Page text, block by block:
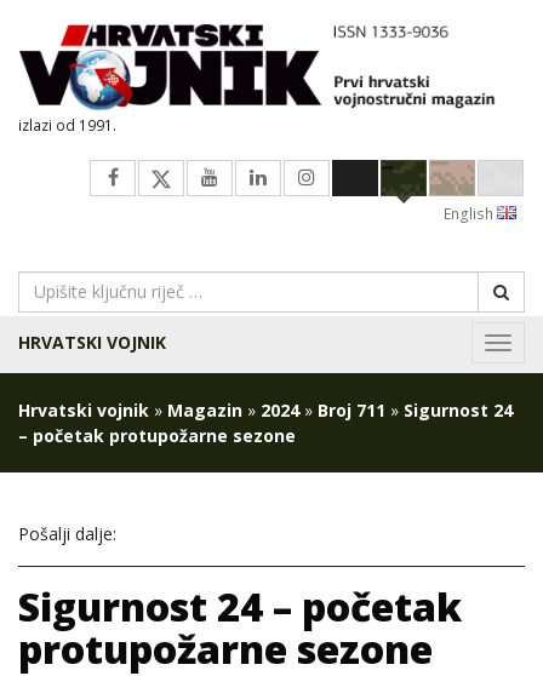
izlazi od 1991.
English
HRVATSKI VOJNIK
Hrvatski vojnik » Magazin » 2024» Broj 711 » Sigurnost 24
– početak protupožarne sezone
Pošalji dalje:
Sigurnost 24 – početak
protupožarne sezone